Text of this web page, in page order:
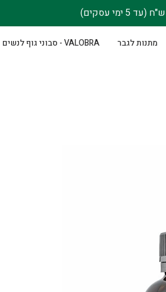
מתנות לגבר VALOBRA - סבוני גוף לנשים